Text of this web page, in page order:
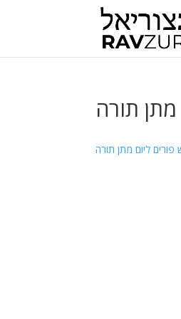
תורה
ליום מתן תורה